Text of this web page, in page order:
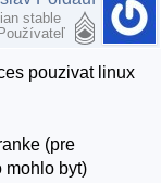
stable
pouzivat linux
(pre
mohlo byt)